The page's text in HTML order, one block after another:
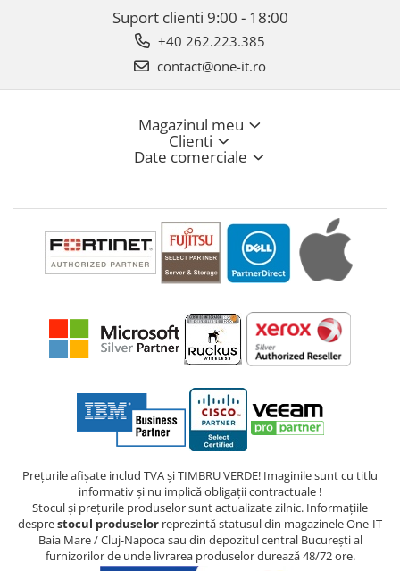
Suport clienti 9:00 - 18:00
+40 262.223.385
contact@one-it.ro
Magazinul meu
Clienti
Date comerciale
Prețurile afișate includ TVA și TIMBRU VERDE! Imaginile sunt cu titlu
informativ și nu implică obligații contractuale !
Stocul și prețurile produselor sunt actualizate zilnic. Informațiile
desprestocul produselor reprezintă statusul din magazinele One-IT
Baia Mare / Cluj-Napoca sau din depozitul central București al
furnizorilor de unde livrarea produselor durează 48/72 ore.